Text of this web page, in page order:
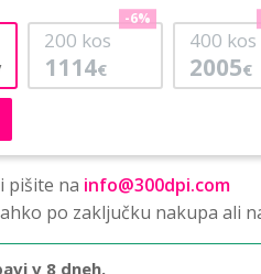
200 kos
1114€
-6%
400 kos
2005€
pišite na info@300dpi.com
po zaključku nakupa ali
v 8 dneh.